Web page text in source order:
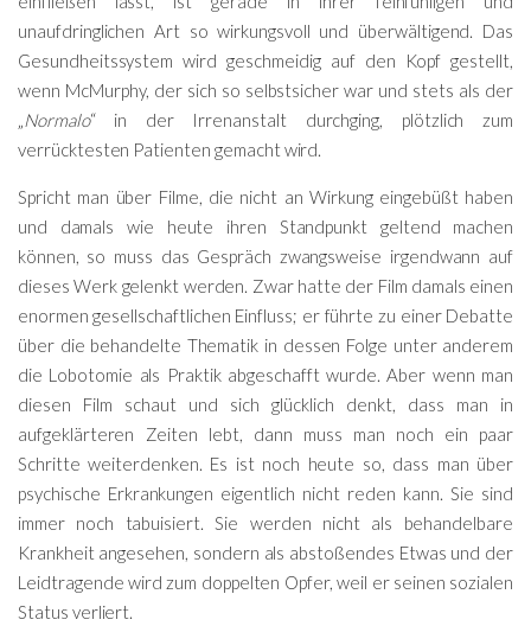
unaufdringlichen Art so wirkungsvoll und überwältigend. Das
Gesundheitssystem wird geschmeidig auf den Kopf gestellt,
wenn McMurphy, der sich so selbstsicher war und stets als der
Normalo“ in der Irrenanstalt durchging, plötzlich zum
verrücktesten Patienten gemacht wird.
Spricht man über Filme, die nicht an Wirkung eingebüßt haben
und damals wie heute ihren Standpunkt geltend machen
können, so muss das Gespräch zwangsweise irgendwann auf
dieses Werk gelenkt werden. Zwar hatte der Film damals einen
enormen gesellschaftlichen Einfluss; er führte zu einer Debatte
über die behandelte Thematik in dessen Folge unter anderem
die Lobotomie als Praktik abgeschafft wurde. Aber wenn man
diesen Film schaut und sich glücklich denkt, dass man in
aufgeklärteren Zeiten lebt, dann muss man noch ein paar
Schritte weiterdenken. Es ist noch heute so, dass man über
psychische Erkrankungen eigentlich nicht reden kann. Sie sind
immer noch tabuisiert. Sie werden nicht als behandelbare
Krankheit angesehen, sondern als abstoßendes Etwas und der
Leidtragende wird zum doppelten Opfer, weil er seinen sozialen
Status verliert.